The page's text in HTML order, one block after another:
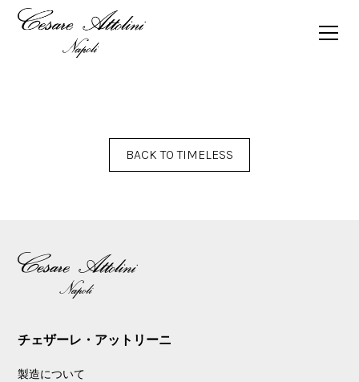
FALL WINTER 2019/2020 TIMELESS MAGAZINE
BACK TO TIMELESS
チェザーレ・アットリーニ
製造について